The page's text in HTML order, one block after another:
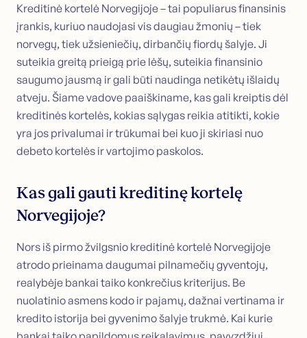
Kreditinė kortelė Norvegijoje – tai populiarus finansinis
įrankis, kuriuo naudojasi vis daugiau žmonių – tiek
norvegų, tiek užsieniečių, dirbančių fiordų šalyje. Ji
suteikia greitą prieigą prie lėšų, suteikia finansinio
saugumo jausmą ir gali būti naudinga netikėtų išlaidų
atveju. Šiame vadove paaiškiname, kas gali kreiptis dėl
kreditinės kortelės, kokias sąlygas reikia atitikti, kokie
yra jos privalumai ir trūkumai bei kuo ji skiriasi nuo
debeto kortelės ir vartojimo paskolos.
Kas gali gauti kreditinę kortelę
Norvegijoje?
Nors iš pirmo žvilgsnio kreditinė kortelė Norvegijoje
atrodo prieinama daugumai pilnamečių gyventojų,
realybėje bankai taiko konkrečius kriterijus. Be
nuolatinio asmens kodo ir pajamų, dažnai vertinama ir
kredito istorija bei gyvenimo šalyje trukmė. Kai kurie